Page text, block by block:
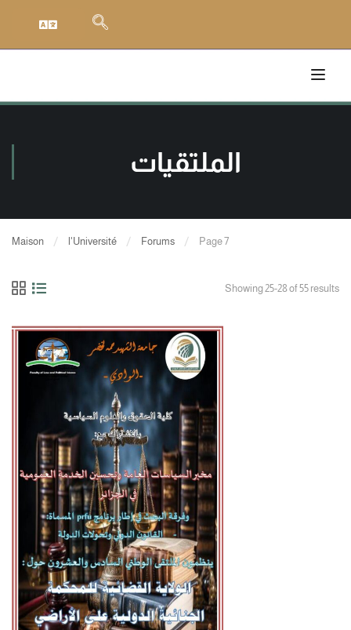
الملتقيات
Maison l'Université Forums Page 7
Showing 25-28 of 55 results